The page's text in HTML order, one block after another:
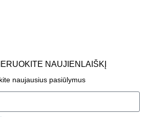
NAUJIENLAIŠKĮ
naujausius pasiūlymus